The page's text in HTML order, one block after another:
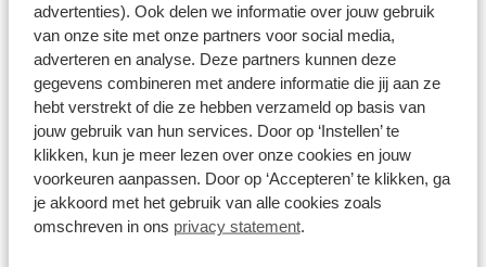
advertenties). Ook delen we informatie over jouw gebruik
van onze site met onze partners voor social media,
adverteren en analyse. Deze partners kunnen deze
gegevens combineren met andere informatie die jij aan ze
hebt verstrekt of die ze hebben verzameld op basis van
jouw gebruik van hun services. Door op ‘Instellen’ te
klikken, kun je meer lezen over onze cookies en jouw
voorkeuren aanpassen. Door op ‘Accepteren’ te klikken, ga
je akkoord met het gebruik van alle cookies zoals
omschreven in ons privacy statement.
Citroen C3 Aircross
54kWh Plus extended range 113pk aut
Automaat
Elektrisch